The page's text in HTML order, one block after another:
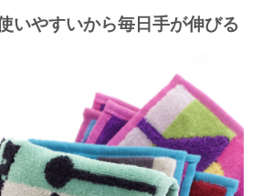
いやすいから毎日手が伸びる